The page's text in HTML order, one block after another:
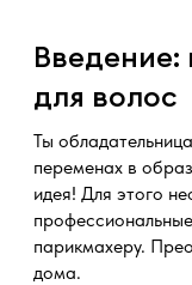
Введение:
для волос
Ты
переменах в
идея! Для этого
парикмахеру.
дома.